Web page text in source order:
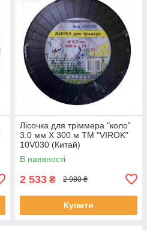
Лісочка для тріммера "коло"
3.0 мм X 300 м ТМ "VIROK"
10V030 (Китай)
В наявності
2 533 ₴ 2 980 ₴
Купити